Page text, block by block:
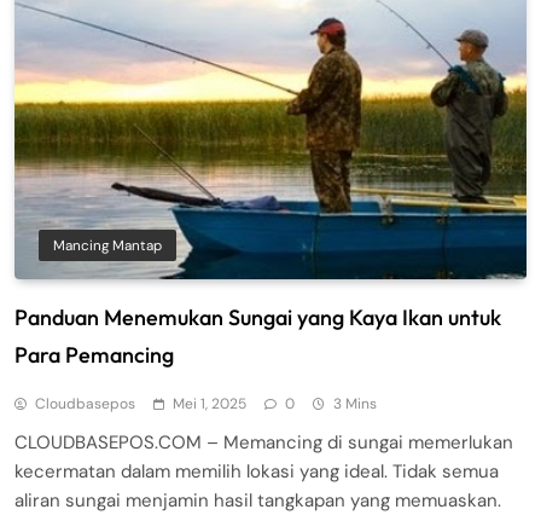
Mancing Mantap
Panduan Menemukan Sungai yang Kaya Ikan untuk
Para Pemancing
Cloudbasepos Mei 1, 2025 0 3 Mins
CLOUDBASEPOS.COM – Memancing di sungai memerlukan
kecermatan dalam memilih lokasi yang ideal. Tidak semua
aliran sungai menjamin hasil tangkapan yang memuaskan.